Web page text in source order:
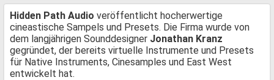
Hidden Path Audio veröffentlicht hocherwertige
cineastische Sampels und Presets. Die Firma wurde von
dem langjährigen Sounddesigner Jonathan Kranz
gegründet, der bereits virtuelle Instrumente und Presets
für Native Instruments, Cinesamples und East West
entwickelt hat.